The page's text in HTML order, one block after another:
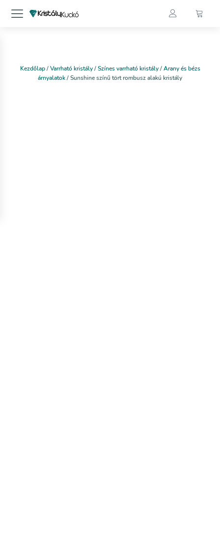
Kezdőlap/Varrható kristály/Színes varrható kristály/Arany és bézs
árnyalatok/ Sunshine színű tört rombusz alakú kristály